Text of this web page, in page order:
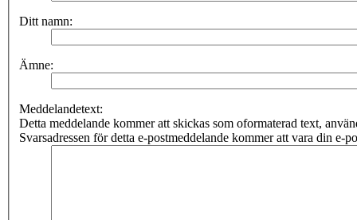
Ditt namn:
Ämne:
Meddelandetext:
Detta meddelande kommer att skickas som oformaterad text,
Svarsadressen för detta e-postmeddelande kommer att vara din e-